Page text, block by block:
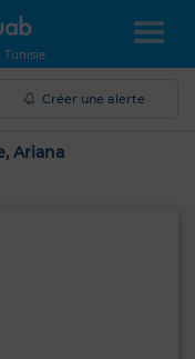
Tunisie
Créer une alerte
Ariana